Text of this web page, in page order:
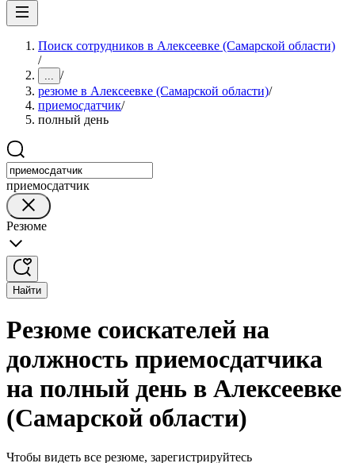
Поиск сотрудников в Алексеевке (Самарской области)
/
... /
резюме в Алексеевке (Самарской области)/
приемосдатчик/
полный день
приемосдатчик
Резюме
Найти
Резюме соискателей на
должность приемосдатчика
на полный день в Алексеевке
(Самарской области)
Чтобы видеть все резюме, зарегистрируйтесь